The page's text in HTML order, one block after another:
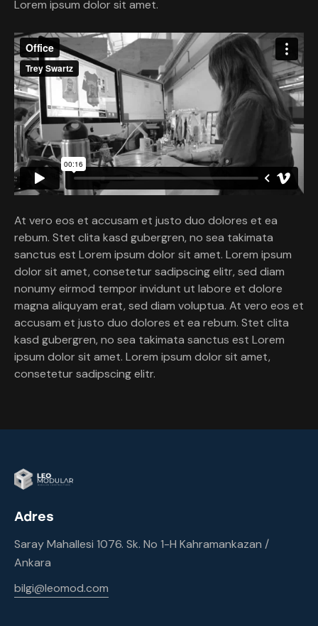
Lorem ipsum dolor sit amet.
At vero eos et accusam et justo duo dolores et ea
rebum. Stet clita kasd gubergren, no sea takimata
sanctus est Lorem ipsum dolor sit amet. Lorem ipsum
dolor sit amet, consetetur sadipscing elitr, sed diam
nonumy eirmod tempor invidunt ut labore et dolore
magna aliquyam erat, sed diam voluptua. At vero eos et
accusam et justo duo dolores et ea rebum. Stet clita
kasd gubergren, no sea takimata sanctus est Lorem
ipsum dolor sit amet. Lorem ipsum dolor sit amet,
consetetur sadipscing elitr.
Adres
Saray Mahallesi 1076. Sk. No 1-H Kahramankazan /
Ankara
bilgi@leomod.com